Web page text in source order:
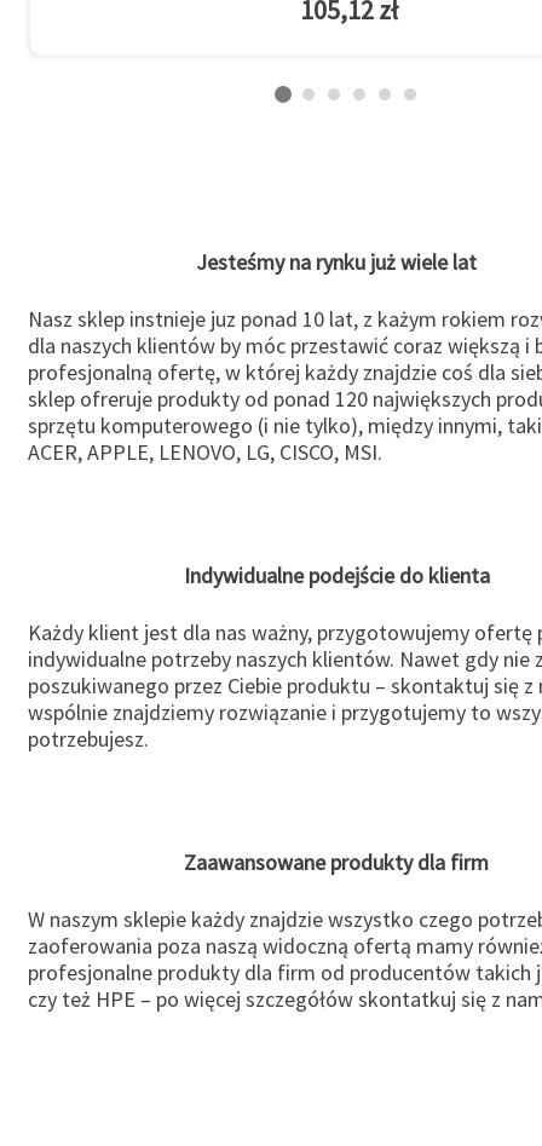
105,12 zł
Jesteśmy na rynku już wiele lat
Nasz sklep instnieje juz ponad 10 lat, z każym rokiem
dla naszych klientów by móc przestawić coraz większą i
profesjonalną ofertę, w której każdy znajdzie coś dla
sklep ofreruje produkty od ponad 120 największych
sprzętu komputerowego (i nie tylko), między innymi,
ACER, APPLE, LENOVO, LG, CISCO, MSI.
Indywidualne podejście do klienta
Każdy klient jest dla nas ważny, przygotowujemy ofertę
indywidualne potrzeby naszych klientów. Nawet gdy nie
poszukiwanego przez Ciebie produktu – skontaktuj się z
wspólnie znajdziemy rozwiązanie i przygotujemy to
potrzebujesz.
Zaawansowane produkty dla firm
W naszym sklepie każdy znajdzie wszystko czego
zaoferowania poza naszą widoczną ofertą mamy
profesjonalne produkty dla firm od producentów takich
czy też HPE – po więcej szczegółów skontatkuj się z